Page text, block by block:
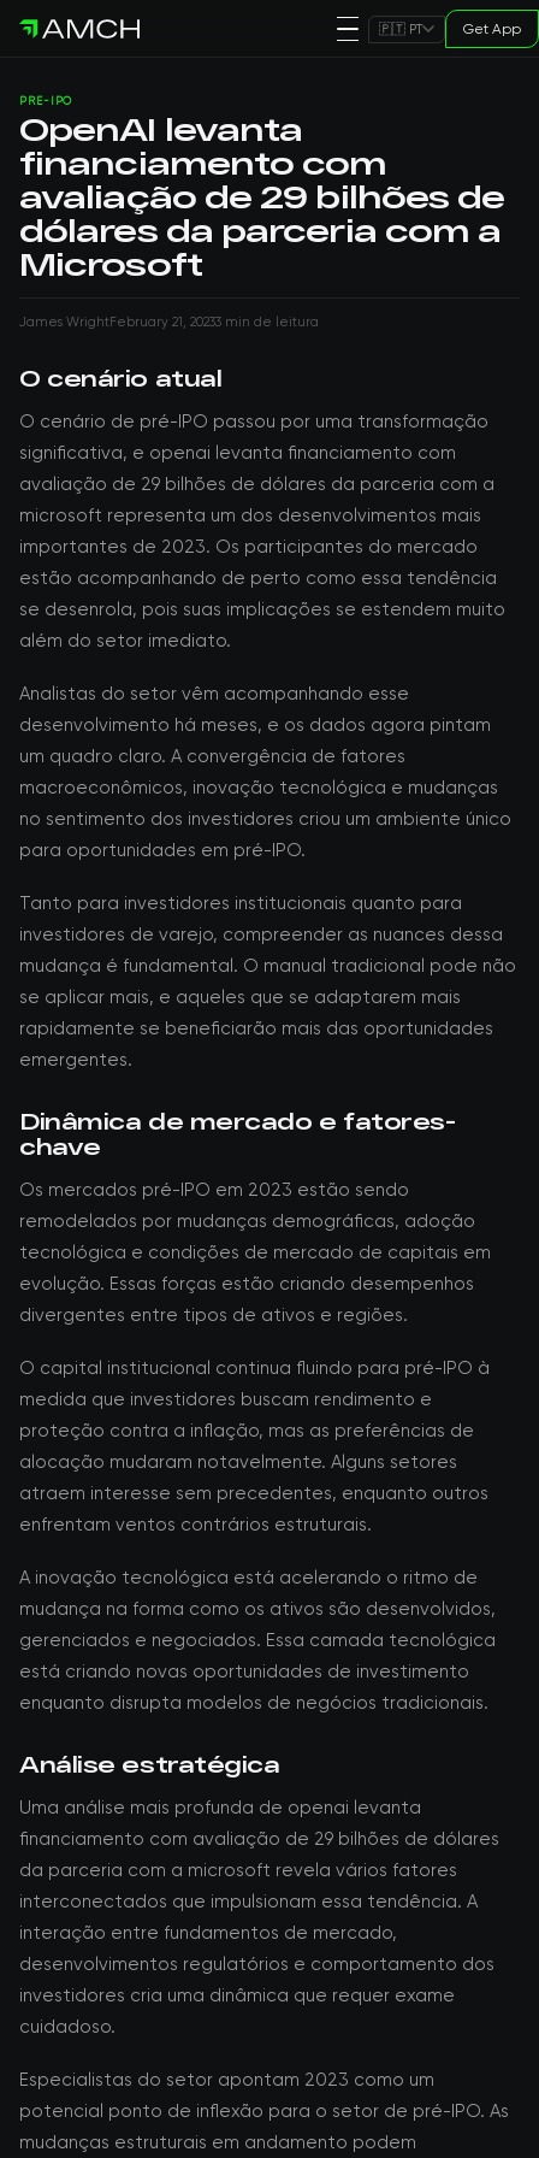
🇵🇹 PT Get App
PRE-IPO
OpenAI levanta
financiamento com
avaliação de 29 bilhões de
dólares da parceria com a
Microsoft
James WrightFebruary 21, 20233 min de leitura
O cenário atual
O cenário de pré-IPO passou por uma transformação
significativa, e openai levanta financiamento com
avaliação de 29 bilhões de dólares da parceria com a
microsoft representa um dos desenvolvimentos mais
importantes de 2023. Os participantes do mercado
estão acompanhando de perto como essa tendência
se desenrola, pois suas implicações se estendem muito
além do setor imediato.
Analistas do setor vêm acompanhando esse
desenvolvimento há meses, e os dados agora pintam
um quadro claro. A convergência de fatores
macroeconômicos, inovação tecnológica e mudanças
no sentimento dos investidores criou um ambiente único
para oportunidades em pré-IPO.
Tanto para investidores institucionais quanto para
investidores de varejo, compreender as nuances dessa
mudança é fundamental. O manual tradicional pode não
se aplicar mais, e aqueles que se adaptarem mais
rapidamente se beneficiarão mais das oportunidades
emergentes.
Dinâmica de mercado e fatores-
chave
Os mercados pré-IPO em 2023 estão sendo
remodelados por mudanças demográficas, adoção
tecnológica e condições de mercado de capitais em
evolução. Essas forças estão criando desempenhos
divergentes entre tipos de ativos e regiões.
O capital institucional continua fluindo para pré-IPO à
medida que investidores buscam rendimento e
proteção contra a inflação, mas as preferências de
alocação mudaram notavelmente. Alguns setores
atraem interesse sem precedentes, enquanto outros
enfrentam ventos contrários estruturais.
A inovação tecnológica está acelerando o ritmo de
mudança na forma como os ativos são desenvolvidos,
gerenciados e negociados. Essa camada tecnológica
está criando novas oportunidades de investimento
enquanto disrupta modelos de negócios tradicionais.
Análise estratégica
Uma análise mais profunda de openai levanta
financiamento com avaliação de 29 bilhões de dólares
da parceria com a microsoft revela vários fatores
interconectados que impulsionam essa tendência. A
interação entre fundamentos de mercado,
desenvolvimentos regulatórios e comportamento dos
investidores cria uma dinâmica que requer exame
cuidadoso.
Especialistas do setor apontam 2023 como um
potencial ponto de inflexão para o setor de pré-IPO. As
mudanças estruturais em andamento podem